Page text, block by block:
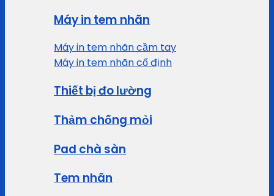
Máy in tem nhãn
Máy in tem nhãn cầm tay
Máy in tem nhãn cố định
Thiết bị đo lường
Thảm chống mỏi
Pad chà sàn
Tem nhãn